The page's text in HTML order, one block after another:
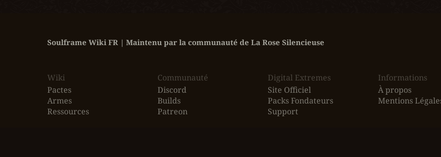
Soulframe Wiki FR | Maintenu par la communauté de La Rose Silencieuse
Wiki
Pactes
Armes
Ressources
‎Communauté
Discord
Builds
Patreon
Digital Extremes
Site Officiel
Packs Fondateurs
Support
Informations
À propos
Mentions